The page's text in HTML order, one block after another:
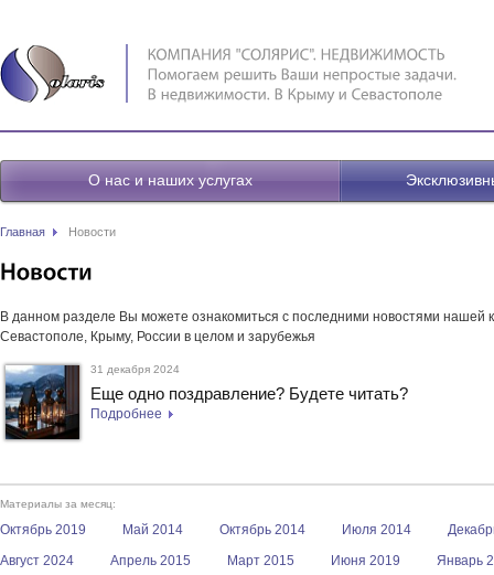
О нас и наших услугах
Главная Новости
В данном разделе Вы можете ознакомиться c последними новостями
Севастополе, Крыму, России в целом и зарубежья
31 декабря 2024
Еще одно поздравление? Будете читать?
Подробнее
Материалы за месяц:
Октябрь 2019 Май 2014 Октябрь 2014 Июля 2014
Август 2024
Апрель 2015 Март 2015 Июня 2019
Январь